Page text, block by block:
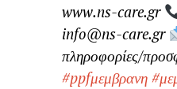
www.ns-care.gr
info@ns-care.gr
πληροφορίες/
#ppfμεμβρανη